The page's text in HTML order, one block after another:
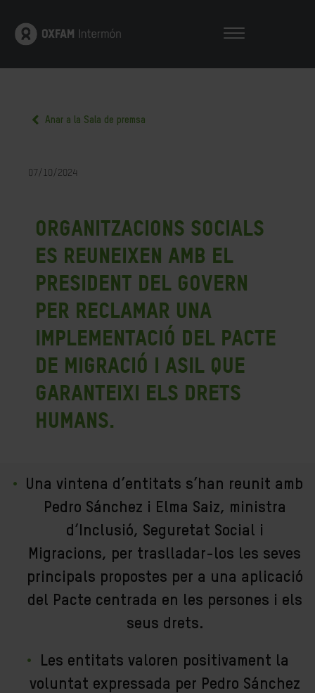
Anar a la Sala de premsa
07/10/2024
Organitzacions socials
es reuneixen amb el
president del Govern
per reclamar una
implementació del Pacte
de Migració i Asil que
garanteixi els drets
humans.
Una vintena d’entitats s’han reunit amb
Pedro Sánchez i Elma Saiz, ministra
d’Inclusió, Seguretat Social i
Migracions, per traslladar-los les seves
principals propostes per a una aplicació
del Pacte centrada en les persones i els
seus drets.
Les entitats valoren positivament la
voluntat expressada per Pedro Sánchez